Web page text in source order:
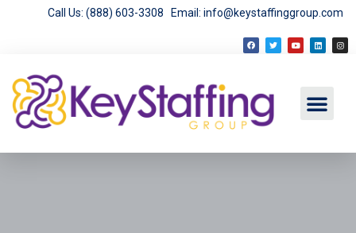
Call Us: (888) 603-3308 Email: info@keystaffinggroup.com